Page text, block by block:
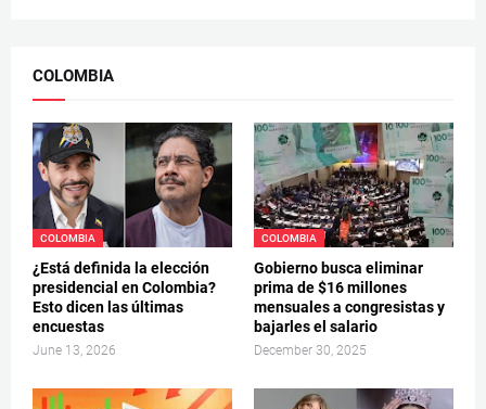
COLOMBIA
COLOMBIA
¿Está definida la elección
presidencial en Colombia?
Esto dicen las últimas
encuestas
June 13, 2026
COLOMBIA
Gobierno busca eliminar
prima de $16 millones
mensuales a congresistas y
bajarles el salario
December 30, 2025